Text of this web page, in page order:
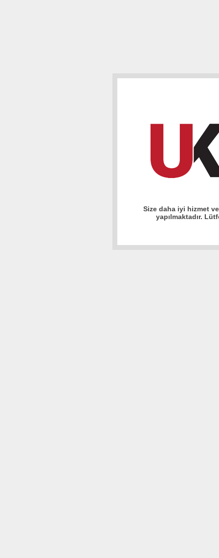
Size daha iyi hizmet
yapılmaktadır.